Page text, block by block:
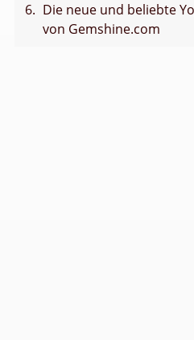
Die neue und beliebte
von Gemshine.com